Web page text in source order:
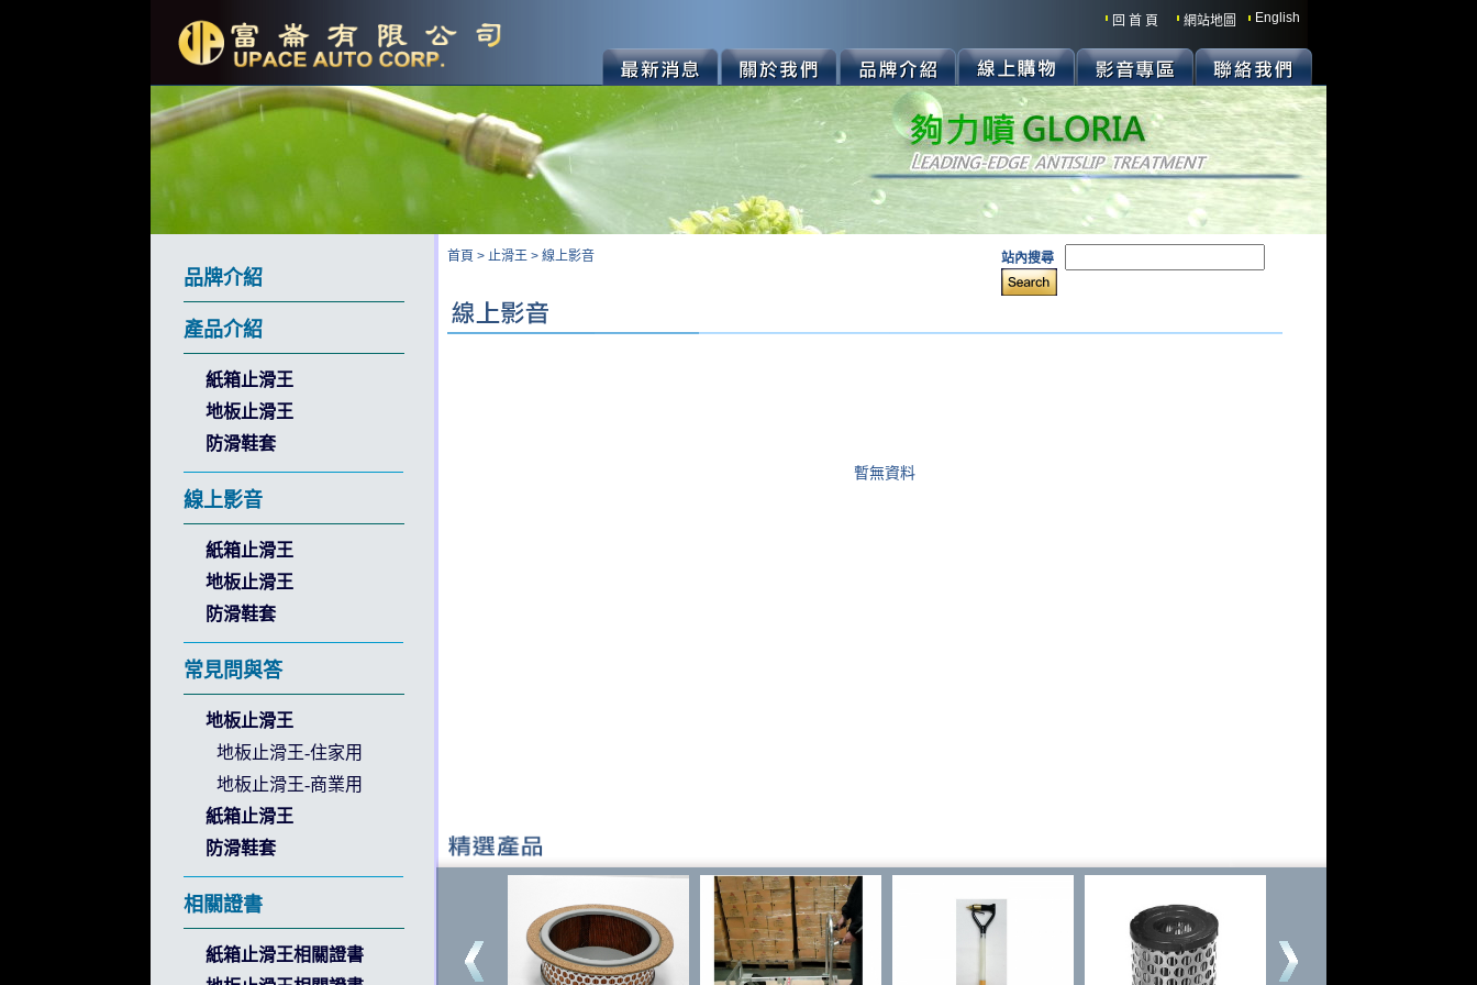
回 首 頁 網站地圖 English
品牌介紹
產品介紹
紙箱止滑王
地板止滑王
防滑鞋套
線上影音
紙箱止滑王
地板止滑王
防滑鞋套
常見問與答
地板止滑王
地板止滑王-住家用
地板止滑王-商業用
紙箱止滑王
防滑鞋套
相關證書
紙箱止滑王相關證書
首頁 > 止滑王 > 線上影音 站內搜尋
暫無資料